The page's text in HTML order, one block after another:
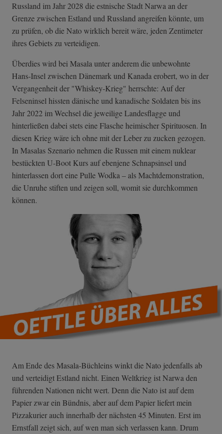
Russland im Jahr 2028 die estnische Stadt Narwa an der
Grenze zwischen Estland und Russland angreifen könnte, um
zu prüfen, ob die Nato wirklich bereit wäre, jeden Zentimeter
ihres Gebiets zu verteidigen.
Überdies wird bei Masala unter anderem die unbewohnte
Hans-Insel zwischen Dänemark und Kanada erobert, wo in der
Vergangenheit der "Whiskey-Krieg" herrschte: Auf der
Felseninsel hissten dänische und kanadische Soldaten bis ins
Jahr 2022 im Wechsel die jeweilige Landesflagge und
hinterließen dabei stets eine Flasche heimischer Spirituosen. In
diesen Krieg wäre ich ohne mit der Leber zu zucken gezogen.
In Masalas Szenario nehmen die Russen mit einem nuklear
bestückten U-Boot Kurs auf ebenjene Schnapsinsel und
hinterlassen dort eine Pulle Wodka – als Machtdemonstration,
die Unruhe stiften und zeigen soll, womit sie durchkommen
können.
Am Ende des Masala-Büchleins winkt die Nato jedenfalls ab
und verteidigt Estland nicht. Einen Weltkrieg ist Narwa den
führenden Nationen nicht wert. Denn die Nato ist auf dem
Papier zwar ein Bündnis, aber auf dem Papier liefert mein
Pizzakurier auch innerhalb der nächsten 45 Minuten. Erst im
Ernstfall zeigt sich, auf wen man sich verlassen kann. Drum